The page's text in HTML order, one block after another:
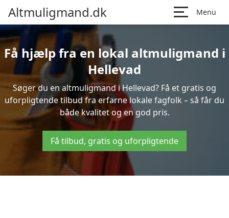
Altmuligmand.dk Menu
Få hjælp fra en lokal altmuligmand i
Hellevad
Søger du en altmuligmand i Hellevad? Få et gratis og
uforpligtende tilbud fra erfarne lokale fagfolk – så får du
både kvalitet og en god pris.
Få tilbud, gratis og uforpligtende